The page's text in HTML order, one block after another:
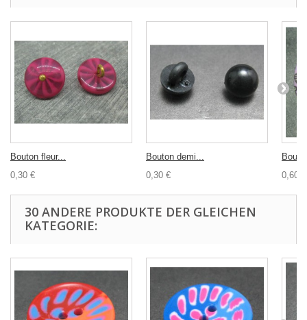
Bouton fleur...
0,30 €
Bouton demi...
0,30 €
0,60 €
30 ANDERE PRODUKTE DER GLEICHEN
KATEGORIE: